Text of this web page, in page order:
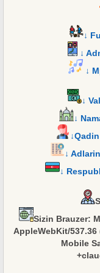
↓
↓
↓
↓
↓
↓
↓
Sizin Brauzer:
AppleWebKit/537.36
Mobile